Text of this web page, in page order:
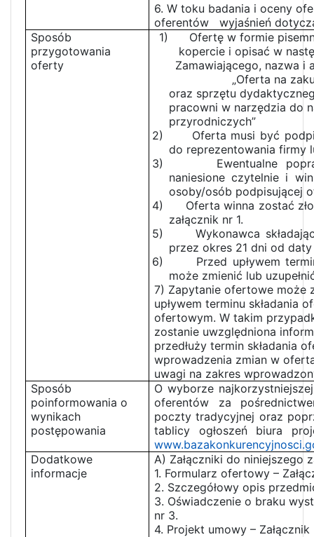
6. W toku badania i oceny
oferentów wyjaśnień
Sposób
przygotowania
oferty
1) Ofertę w formie
kopercie i opisać w
Zamawiającego, nazwa i
„Oferta na
oraz sprzętu
pracowni w narzędzia do
przyrodniczych”
2) Oferta musi być
do reprezentowania firmy
3) Ewentualne
naniesione czytelnie i
osoby/osób podpisującej
4) Oferta winna zostać
załącznik nr 1.
5) Wykonawca składając
przez okres 21 dni od
6) Przed upływem
może zmienić lub
7) Zapytanie ofertowe może
upływem terminu składania
ofertowym. W takim
zostanie uwzględniona
przedłuży termin składania
wprowadzenia zmian w
uwagi na zakres
Sposób
poinformowania o
wynikach
postępowania
O wyborze
oferentów za
poczty tradycyjnej oraz
tablicy ogłoszeń biura
Dodatkowe
informacje
A) Załączniki do niniejszego
1. Formularz ofertowy –
2. Szczegółowy opis
3. Oświadczenie o braku
nr 3.
4. Projekt umowy – Załącznik